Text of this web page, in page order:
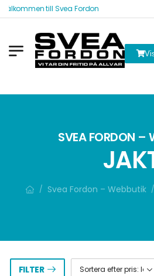
till Svea Fordon
SVEA FORDON –
/ Svea Fordon – Webbutik /
FILTER